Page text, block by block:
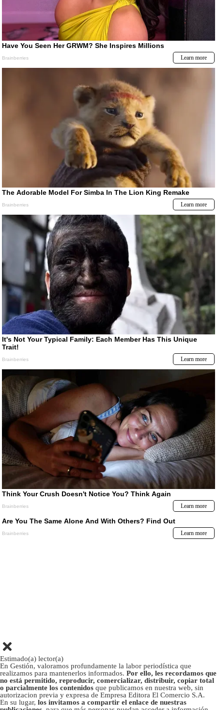
Estimado(a) lector(a)
En Gestión, valoramos profundamente la labor periodística que
realizamos para mantenerlos informados. Por ello, les recordamos que
no está permitido, reproducir, comercializar, distribuir, copiar total
o parcialmente los contenidos que publicamos en nuestra web, sin
autorizacion previa y expresa de Empresa Editora El Comercio S.A.
En su lugar, los invitamos a compartir el enlace de nuestras